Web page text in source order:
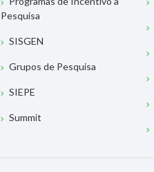
Pesquisa
SISGEN
Grupos de Pesquisa
SIEPE
Summit